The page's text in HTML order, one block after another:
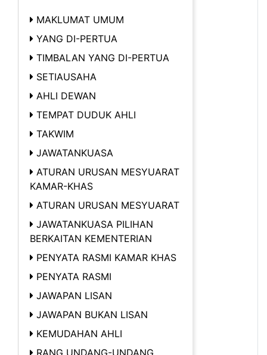
MAKLUMAT UMUM
YANG DI-PERTUA
TIMBALAN YANG DI-PERTUA
SETIAUSAHA
AHLI DEWAN
TEMPAT DUDUK AHLI
TAKWIM
JAWATANKUASA
ATURAN URUSAN MESYUARAT
KAMAR-KHAS
ATURAN URUSAN MESYUARAT
JAWATANKUASA PILIHAN
BERKAITAN KEMENTERIAN
PENYATA RASMI KAMAR KHAS
PENYATA RASMI
JAWAPAN LISAN
JAWAPAN BUKAN LISAN
KEMUDAHAN AHLI
RANG UNDANG-UNDANG